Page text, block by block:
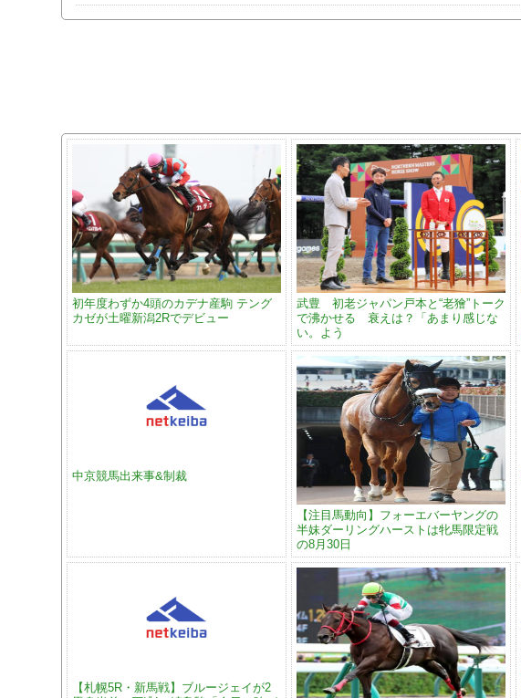
初年度わずか4頭のカデナ産駒 テング
カゼが土曜新潟2Rでデビュー
武豊 初老ジャパン戸本と“老獪”トーク
で沸かせる 衰えは？「あまり感じな
い。よう
中京競馬出来事&制裁
【注目馬動向】フォーエバーヤングの
半妹ダーリングハーストは牝馬限定戦
の8月30日
【札幌5R・新馬戦】ブルージェイが2